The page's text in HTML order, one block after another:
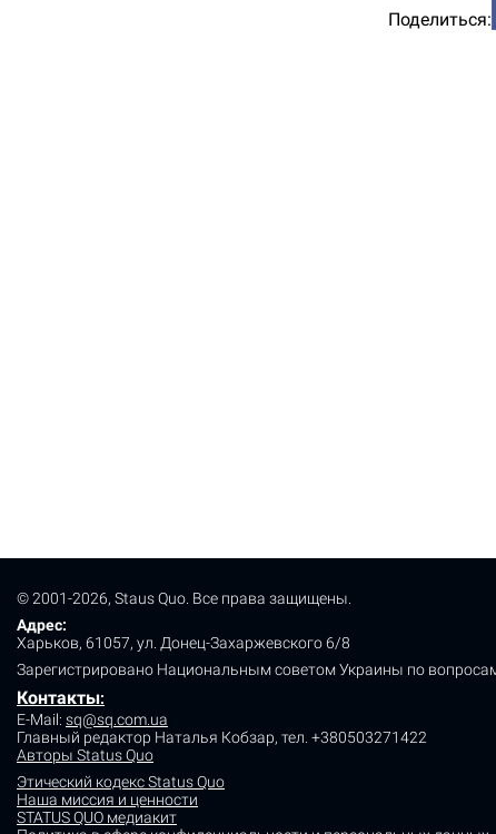
Поделиться:
© 2001-2026, Staus Quo. Все права защищены.
Адрес:
Харьков, 61057, ул. Донец-Захаржевского 6/8
Зарегистрировано Национальным советом Украины по
Контакты:
E-Mail: sq@sq.com.ua
Главный редактор Наталья Кобзар, тел. +380503271422
Авторы Status Quo
Этический кодекс Status Quo
Наша миссия и ценности
STATUS QUO медиакит